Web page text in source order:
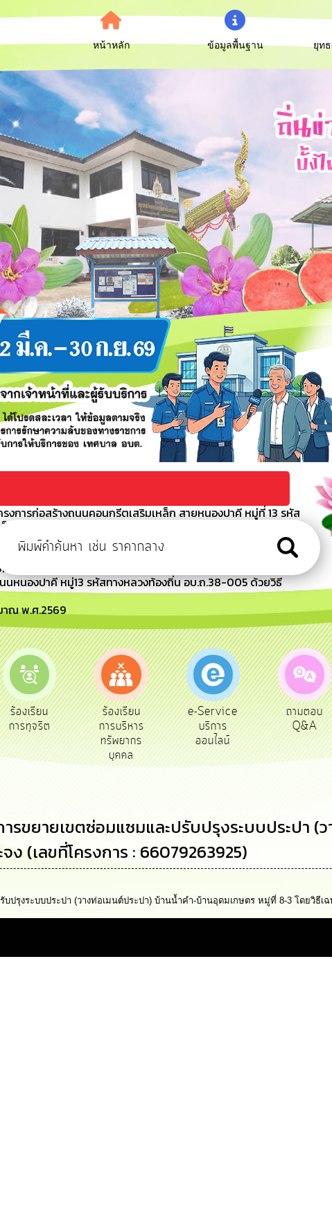
หน้าหลัก ข้อมูลพื้นฐาน ยุท
รงการก่อสร้างถนนคอนกรีตเสริมเหล็ก สายหนองปาคี หมู่ที่ 13 รหัส
กทรอนิกส์ (e-bidding)
หลอกลวงทางออนไลน์ (Scammer)
นกรีตเสริมเหล็ก ถนนหนองปาคี หมู่13 รหัสทางหลวงท้องถิ่น
นหนองปาคี หมู่13 รหัสทางหลวงท้องถิ่น อบ.ถ.38-005 ด้วยวิธี
าณ พ.ศ.2569
ร้องเรียน
การบริหาร
บุคคล
e-Service
บริการ
ออนไลน์
ถามตอบ
Q&A
สำรวจความ
พึงพอใจ
ารขยายเขตซ่อมแซมและปรับปรุงระบบประปา
ง (เลขที่โครงการ : 66079263925)
รุงระบบประปา (วางท่อเมนต์ประปา) บ้านน้ำคำ-บ้านอุดมเกษตร หมู่ที่ 8-3 โดยวิธีเฉ